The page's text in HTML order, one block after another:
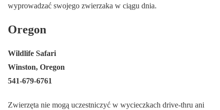
wyprowadzać swojego zwierzaka w ciągu dnia.
Oregon
Wildlife Safari
Winston, Oregon
541-679-6761
Zwierzęta nie mogą uczestniczyć w wycieczkach drive-thru ani